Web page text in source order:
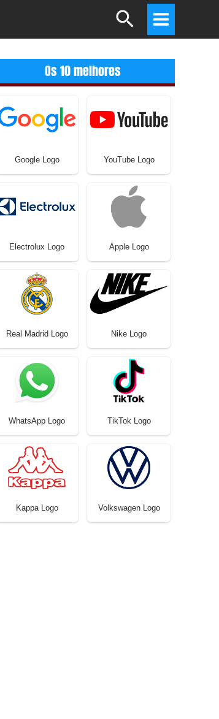
Search
Main
Menu
Os 10 melhores
Google Logo YouTube Logo
Electrolux Logo Apple Logo
Real Madrid Logo Nike Logo
WhatsApp Logo TikTok Logo
Kappa Logo Volkswagen Logo